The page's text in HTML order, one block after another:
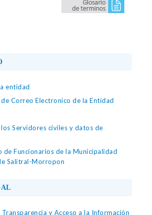
entidad
Correo Electronico de la Entidad
Servidores civiles y datos de
de Funcionarios de la Municipalidad
Salitral-Morropon
y Acceso a la Información